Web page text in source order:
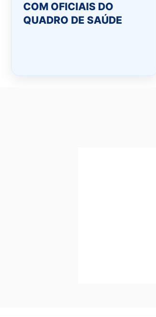
COM OFICIAIS DO
QUADRO DE SAÚDE